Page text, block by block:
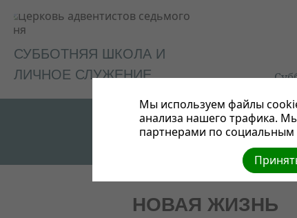
СУББОТНЯЯ ШКОЛА И
ЛИЧНОЕ СЛУЖЕНИЕ
НОВАЯ ЖИЗНЬ
Мы используем файлы
анализа нашего трафика.
партнерами по социальным